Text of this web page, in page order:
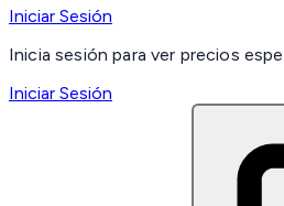
Iniciar Sesión
Inicia sesión para ver precios
Iniciar Sesión